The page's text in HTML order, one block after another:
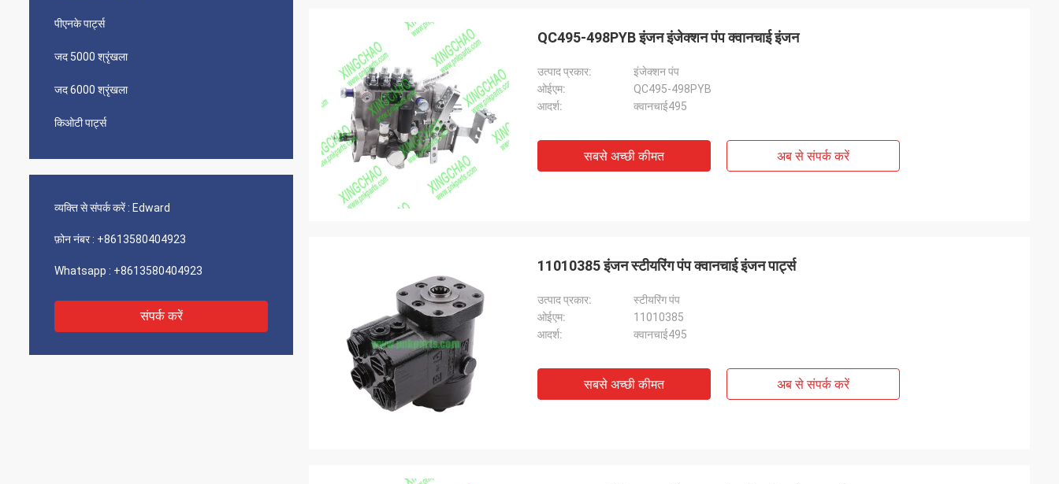
पीएनके पार्ट्स
जद 5000 श्रृंखला
जद 6000 श्रृंखला
किओटी पार्ट्स
व्यक्ति से संपर्क करें : Edward
फ़ोन नंबर : +8613580404923
Whatsapp : +8613580404923
संपर्क करें
QC495-498PYB इंजन इंजेक्शन पंप क्वानचाई इंजन
उत्पाद प्रकार:
इंजेक्शन पंप
ओईएम:
QC495-498PYB
आदर्श:
क्वानचाई495
सबसे अच्छी कीमत अब से संपर्क करें
11010385 इंजन स्टीयरिंग पंप क्वानचाई इंजन पार्ट्स
उत्पाद प्रकार:
स्टीयरिंग पंप
ओईएम:
11010385
आदर्श:
क्वानचाई495
सबसे अच्छी कीमत अब से संपर्क करें